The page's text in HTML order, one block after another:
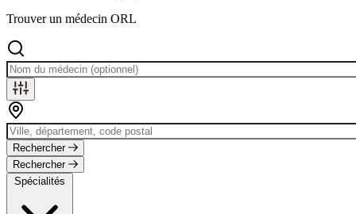
Trouver un médecin ORL
Rechercher
Rechercher
Spécialités